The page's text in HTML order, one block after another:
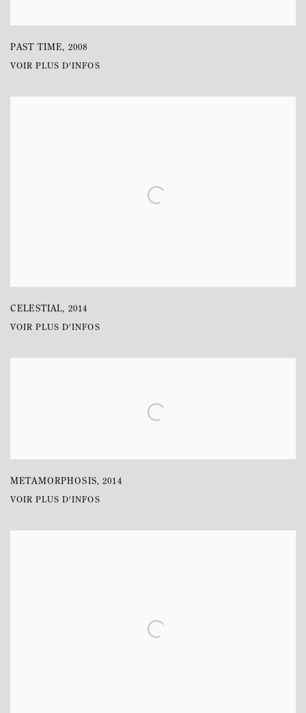
PAST TIME, 2008
VOIR PLUS D'INFOS
CELESTIAL, 2014
VOIR PLUS D'INFOS
METAMORPHOSIS,2014
VOIR PLUS D'INFOS